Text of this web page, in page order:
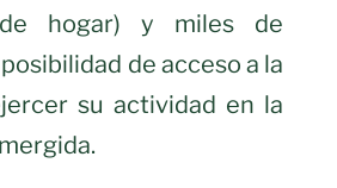
de hogar) y miles de
de acceso a la
su actividad en la